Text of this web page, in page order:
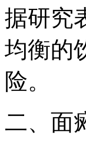
据研究
均衡的
险。
二、面